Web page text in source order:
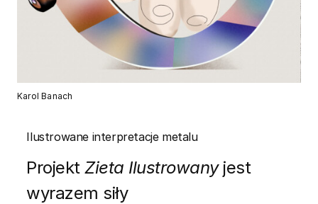
Karol Banach
Ilustrowane interpretacje metalu
ProjektZieta Ilustrowanyjest
wyrazem siły